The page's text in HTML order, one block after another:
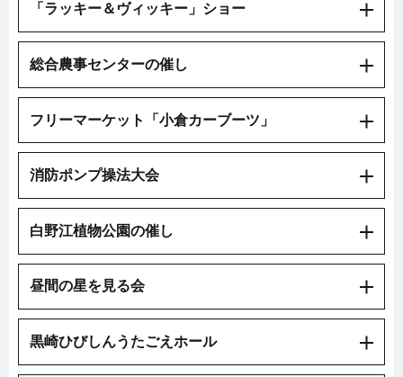
「ラッキー＆ヴィッキー」ショー
総合農事センターの催し
フリーマーケット「小倉カーブーツ」
消防ポンプ操法大会
白野江植物公園の催し
昼間の星を見る会
黒崎ひびしんうたごえホール